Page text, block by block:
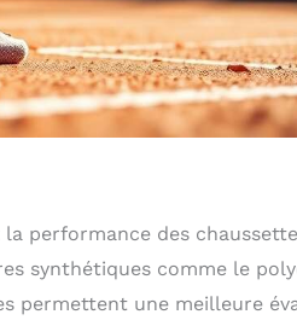
la performance des
synthétiques comme le
permettent une meilleure